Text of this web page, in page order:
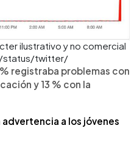
ilustrativo y no comercial
status/twitter/
registraba problemas con
y 13 % con la
a los jóvenes